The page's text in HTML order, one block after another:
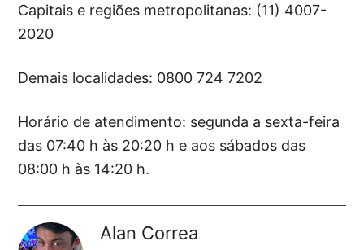
Capitais e regiões metropolitanas: (11) 4007-
2020
Demais localidades: 0800 724 7202
Horário de atendimento: segunda a sexta-feira
das 07:40 h às 20:20 h e aos sábados das
08:00 h às 14:20 h.
Alan Correa